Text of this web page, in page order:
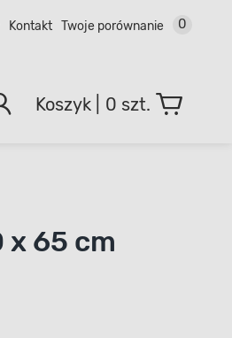
Kontakt Twoje porównanie 0
0 szt.
x 65 cm